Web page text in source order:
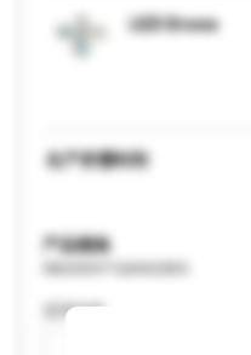
LED Drone
生产所需时间
产品规格
适用年龄